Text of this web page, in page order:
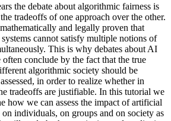
the debate about algorithmic fairness is
tradeoffs of one approach over the other.
and legally proven that
cannot satisfy multiple notions of
This is why debates about AI
often conclude by the fact that the true
algorithmic society should be
in order to realize whether in
tradeoffs are justifiable. In this tutorial we
how we can assess the impact of artificial
individuals, on groups and on society as